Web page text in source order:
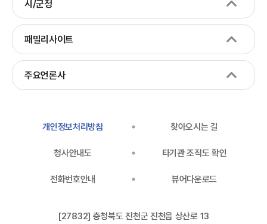
시/군청
패밀리사이트
주요언론사
개인정보처리방침 찾아오시는 길
청사안내도 타기관 조직도 확인
전화번호안내 뷰어다운로드
[27832] 충청북도 진천군 진천읍 상산로 13